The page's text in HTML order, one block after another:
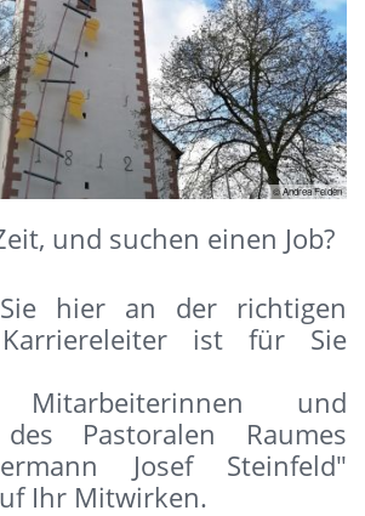
© Andrea Felden
und suchen einen Job?
hier an der richtigen
ist für Sie
und
Pastoralen Raumes
Josef Steinfeld"
Ihr Mitwirken.